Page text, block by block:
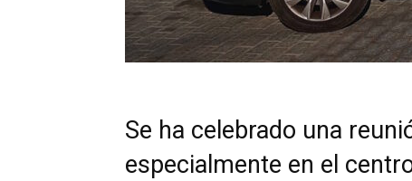
Se ha celebrado una
especialmente en el